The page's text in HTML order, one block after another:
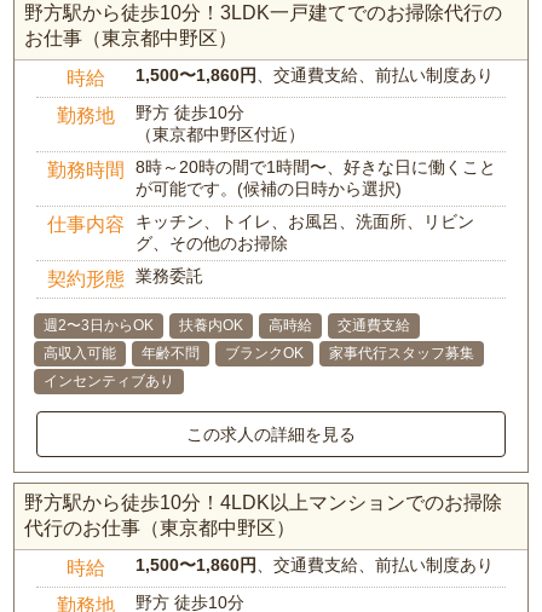
野方駅から徒歩10分！3LDK一戸建てでのお掃除代行の
お仕事（東京都中野区）
時給 1,500〜1,860円、交通費支給、前払い制度あり
勤務地
野方 徒歩10分
（東京都中野区付近）
勤務時間
8時～20時の間で1時間〜、好きな日に働くこと
が可能です。(候補の日時から選択)
仕事内容
キッチン、トイレ、お風呂、洗面所、リビン
グ、その他のお掃除
契約形態 業務委託
週2〜3日からOK 扶養内OK 高時給
交通費支給
高収入可能
年齢不問 ブランクOK
家事代行スタッフ募集
インセンティブあり
この求人の詳細を見る
野方駅から徒歩10分！4LDK以上マンションでのお掃除
代行のお仕事（東京都中野区）
時給 1,500〜1,860円、交通費支給、前払い制度あり
勤務地
野方 徒歩10分